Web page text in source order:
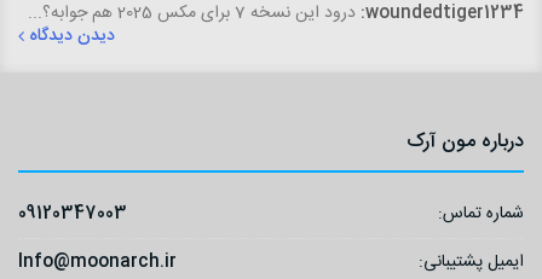
woundedtiger1234: درود این نسخه 7 برای مکس 2025 هم جوابه؟...
دیدن دیدگاه
fatemeh.dfard: سلام،خسته نباشید. با تشکر از سایت خوب و آبجکت
دیدن دیدگاه
درباره مون آرک
شماره تماس:
09120347003
ایمیل پشتیبانی:
Info@moonarch.ir